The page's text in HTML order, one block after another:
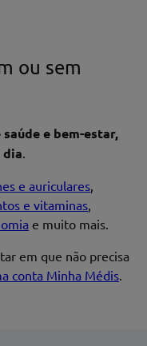
ou sem
e bem-estar,
dia.
e auriculares,
e vitaminas,
e muito mais.
em que não precisa
conta Minha Médis.